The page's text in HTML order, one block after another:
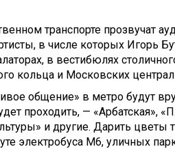
транспорте прозвучат
в числе которых Игорь
в вестибюлях
кольца и Московских
общение» в метро будут
проходить, — «Арбатская»,
и другие. Дарить
электробуса М6, уличных